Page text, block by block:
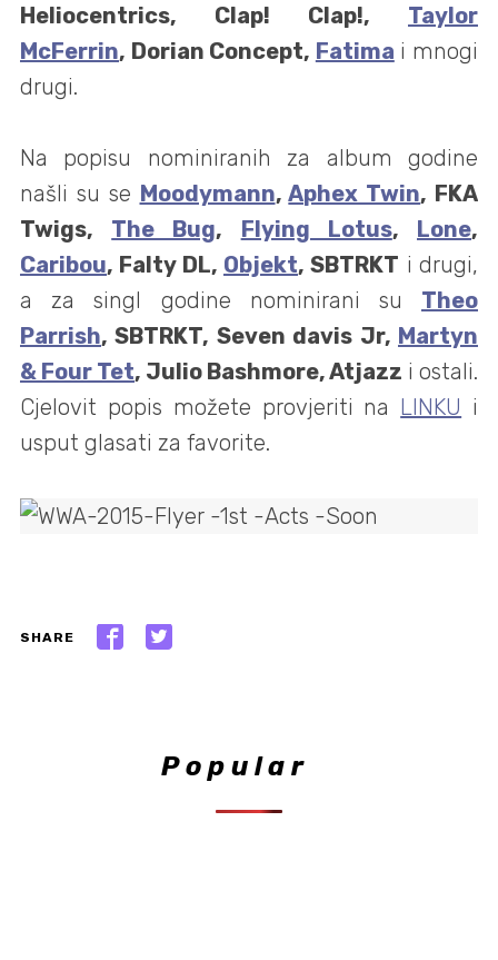
Heliocentrics, Clap! Clap!, Taylor
McFerrin, Dorian Concept, Fatima i mnogi
drugi.
Na popisu nominiranih za album godine
našli su se Moodymann,Aphex Twin, FKA
Twigs, The Bug, Flying Lotus, Lone,
Caribou, Falty DL, Objekt, SBTRKT i drugi,
a za singl godine nominirani su Theo
Parrish, SBTRKT, Seven davis Jr, Martyn
& Four Tet, Julio Bashmore, Atjazz i ostali.
Cjelovit popis možete provjeriti na LINKU i
usput glasati za favorite.
SHARE
Popular